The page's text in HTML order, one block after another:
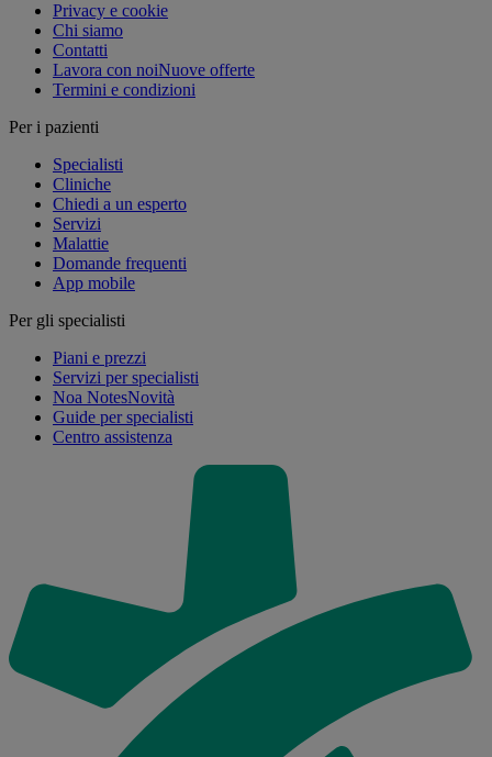
Privacy e cookie
Chi siamo
Contatti
Lavora con noiNuove offerte
Termini e condizioni
Per i pazienti
Specialisti
Cliniche
Chiedi a un esperto
Servizi
Malattie
Domande frequenti
App mobile
Per gli specialisti
Piani e prezzi
Servizi per specialisti
Noa NotesNovità
Guide per specialisti
Centro assistenza